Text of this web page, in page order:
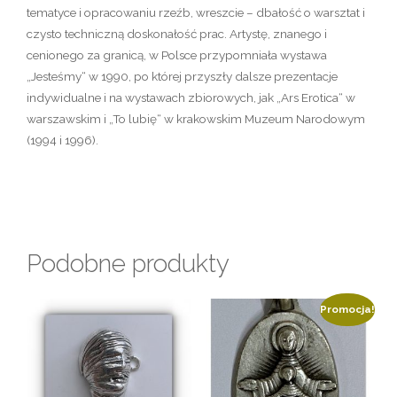
tematyce i opracowaniu rzeźb, wreszcie – dbałość o warsztat i
czysto techniczną doskonałość prac. Artystę, znanego i
cenionego za granicą, w Polsce przypomniała wystawa
„Jesteśmy“ w 1990, po której przyszły dalsze prezentacje
indywidualne i na wystawach zbiorowych, jak „Ars Erotica“ w
warszawskim i „To lubię“ w krakowskim Muzeum Narodowym
(1994 i 1996).
Podobne produkty
Promocja!